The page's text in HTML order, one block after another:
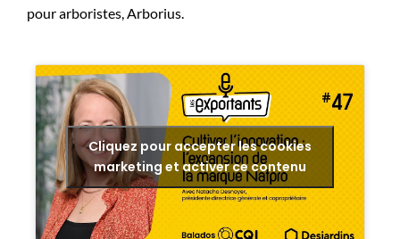
pour arboristes, Arborius.
Cliquez pour accepter les cookies
marketing et activer ce contenu